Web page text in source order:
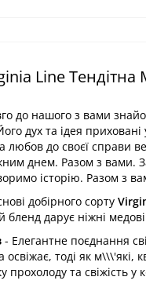
Line
до нашого з вами
дух та ідея
любов до своєї справи
днем. Разом з вами.
історію. Разом з
добірного сорту
дарує ніжні
- Елегантне поєднання
освіжає, тоді як
та свіжість у